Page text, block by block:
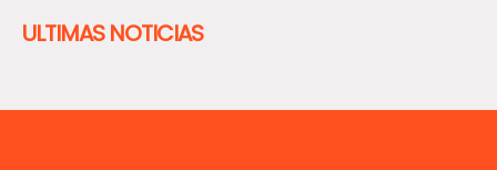
ULTIMAS NOTICIAS